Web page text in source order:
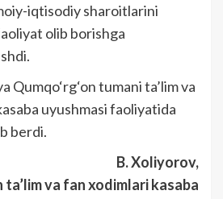
iqtisodiy sharoitlarini
olib borishga
Qumqo‘rg‘on tumani ta’lim va
uyushmasi faoliyatida
berdi.
B. Xoliyorov,
ta’lim va fan xodimlari kasaba